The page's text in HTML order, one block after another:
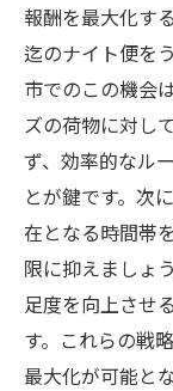
報酬を最大化す
迄のナイト便を
市でのこの機会
ズの荷物に対し
ず、効率的なル
とが鍵です。次
在となる時間帯
限に抑えましょ
足度を向上させ
す。これらの戦
最大化が可能と